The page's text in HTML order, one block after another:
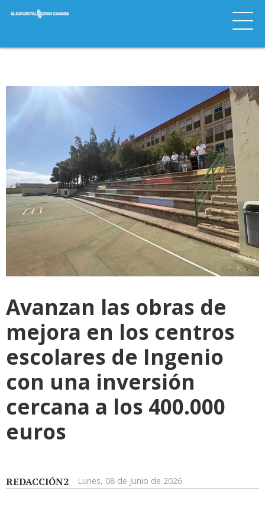
Avanzan las obras de
mejora en los centros
escolares de Ingenio
con una inversión
cercana a los 400.000
euros
REDACCIÓN2 Lunes, 08 de Junio de 2026